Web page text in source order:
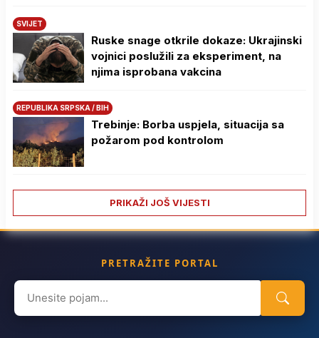
SVIJET
Ruske snage otkrile dokaze: Ukrajinski
vojnici poslužili za eksperiment, na
njima isprobana vakcina
REPUBLIKA SRPSKA / BIH
Trebinje: Borba uspjela, situacija sa
požarom pod kontrolom
PRIKAŽI JOŠ VIJESTI
PRETRAŽITE PORTAL
Search
for: